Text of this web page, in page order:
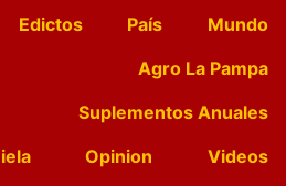
Edictos País
Mundo
Agro La Pampa
Suplementos Anuales
Opinion
Videos